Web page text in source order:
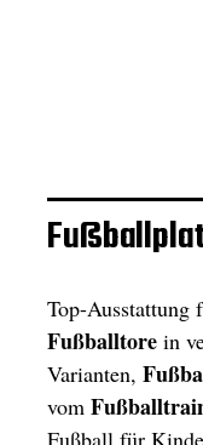
Top-Ausstattung
Fußballtore in
Varianten,
vom
Fußball für